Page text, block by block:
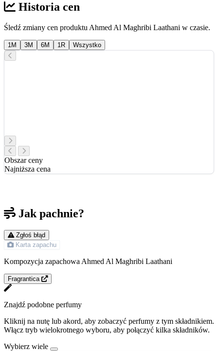
Historia cen
Śledź zmiany cen produktu Ahmed Al Maghribi Laathani w czasie.
1M 3M 6M 1R Wszystko
Obszar ceny
Najniższa cena
Jak pachnie?
Zgłoś błąd
Karta zapachu
Kompozycja zapachowa Ahmed Al Maghribi Laathani
Fragrantica
Znajdź podobne perfumy
Kliknij na nutę lub akord, aby zobaczyć perfumy z tym składnikiem.
Włącz tryb wielokrotnego wyboru, aby połączyć kilka składników.
Wybierz wiele